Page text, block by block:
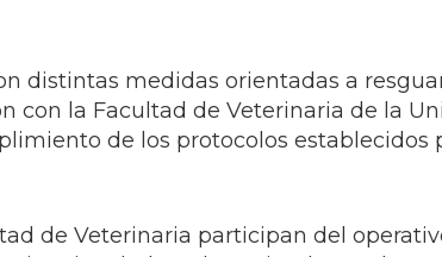
distintas medidas orientadas a
con la Facultad de Veterinaria de la
de los protocolos establecidos
de Veterinaria participan del